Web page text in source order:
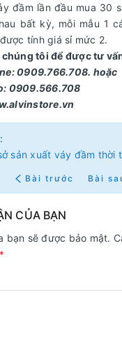
đầm lần đầu mua 30
bất kỳ, mỗi mẫu 1
tính giá sỉ mức 2.
chúng tôi để được tư
0909.766.708. hoặc
0909.566.708
Bài trước Bài
CỦA BẠN
bạn sẽ được bảo mật.
*